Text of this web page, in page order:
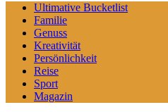
Ultimative Bucketlist
Familie
Genuss
Kreativität
Persönlichkeit
Reise
Sport
Magazin